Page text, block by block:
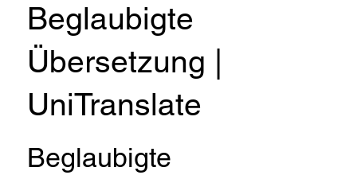
Beglaubigte
Übersetzung |
UniTranslate
Beglaubigte